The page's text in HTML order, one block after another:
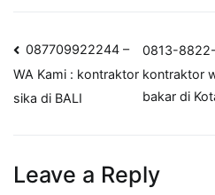
Post
navigation
087709922244 –
WA Kami : kontraktor
sika di BALI
0813-
kontraktor
bakar di
Leave a Reply